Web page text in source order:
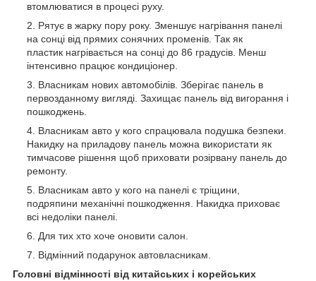
втомлюватися в процесі руху.
Рятує в жарку пору року. Зменшує нагрівання панелі
на сонці від прямих сонячних променів. Так як
пластик нагрівається на сонці до 86 градусів. Менш
інтенсивно працює кондиціонер.
Власникам нових автомобілів. Зберігає панель в
первозданному вигляді. Захищає панель від вигорання і
пошкоджень.
Власникам авто у кого спрацювала подушка безпеки.
Накидку на приладову панель можна використати як
тимчасове рішення щоб приховати розірвану панель до
ремонту.
Власникам авто у кого на панелі є тріщини,
подряпини механічні пошкодження. Накидка приховає
всі недоліки панелі.
Для тих хто хоче оновити салон.
Відмінний подарунок автовласникам.
Головні відмінності від китайських і корейських